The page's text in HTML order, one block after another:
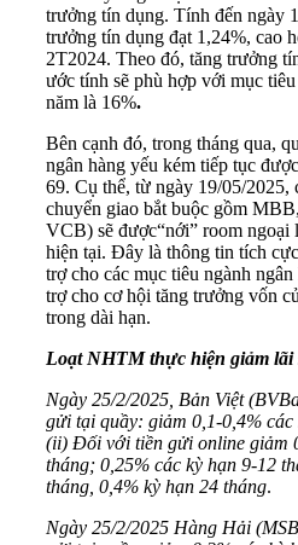
trưởng tín dụng. Tính đến ngày
trưởng tín dụng đạt 1,24%, cao
2T2024. Theo đó, tăng trưởng
ước tính sẽ phù hợp với mục
năm là 16%.
Bên cạnh đó, trong tháng qua,
ngân hàng yếu kém tiếp tục
69. Cụ thể, từ ngày 19/05/2025,
chuyển giao bắt buộc gồm
VCB) sẽ được“nới” room ngoại
hiện tại. Đây là thông tin tích
trợ cho các mục tiêu ngành
trợ cho cơ hội tăng trưởng vốn
trong dài hạn.
Loạt NHTM thực hiện giảm lãi
Ngày 25/2/2025, Bản Việt
gửi tại quầy: giảm 0,1-0,4%
(ii) Đối với tiền gửi online giảm
tháng; 0,25% các kỳ hạn 9-12
tháng, 0,4% kỳ hạn 24 tháng.
Ngày 25/2/2025 Hàng Hải